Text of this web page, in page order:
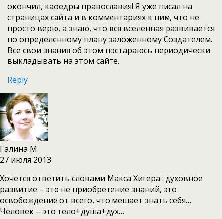
окончил, кафедры православия! Я уже писал на
страницах сайта и в комментариях к ним, что не
просто верю, а знаю, что вся вселенная развивается
по определенному плану заложенному Создателем.
Все свои знания об этом постараюсь периодически
выкладывать на этом сайте.
Reply
Галина М.
27 июля 2013
Хочется ответить словами Макса Хигера : духовное
развитие – это не приобретение знаний, это
освобождение от всего, что мешает знать себя…
Человек – это тело+душа+дух…